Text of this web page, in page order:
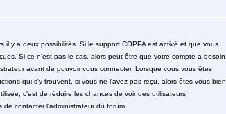
y a deux possibilités. Si le support COPPA est activé et que vous
Si ce n'est pas le cas, alors peut-être que votre compte a besoin
avant de pouvoir vous connecter. Lorsque vous vous êtes
qui s'y trouvent, si vous ne l'avez pas reçu, alors êtes-vous bien
c'est de réduire les chances de voir des utilisateurs
contacter l'administrateur du forum.